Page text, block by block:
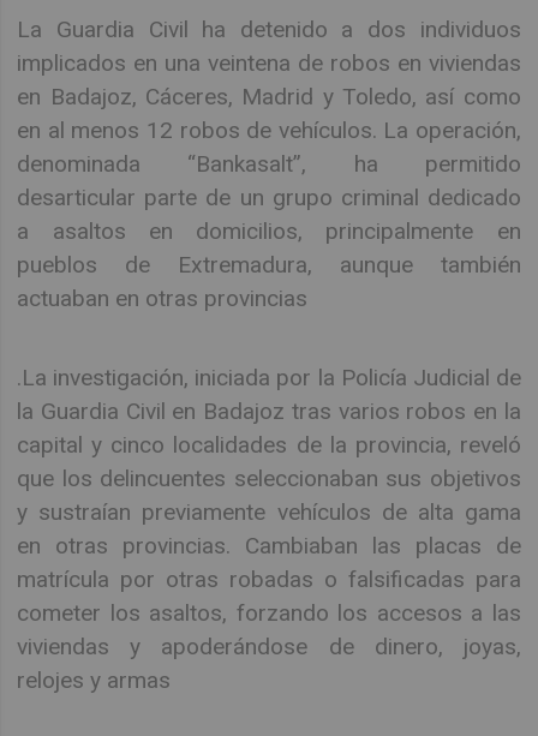
La Guardia Civil ha detenido a dos individuos
implicados en una veintena de robos en viviendas
en Badajoz, Cáceres, Madrid y Toledo, así como
en al menos 12 robos de vehículos. La operación,
denominada “Bankasalt”, ha permitido
desarticular parte de un grupo criminal dedicado
a asaltos en domicilios, principalmente en
pueblos de Extremadura, aunque también
actuaban en otras provincias
.La investigación, iniciada por la Policía Judicial de
la Guardia Civil en Badajoz tras varios robos en la
capital y cinco localidades de la provincia, reveló
que los delincuentes seleccionaban sus objetivos
y sustraían previamente vehículos de alta gama
en otras provincias. Cambiaban las placas de
matrícula por otras robadas o falsificadas para
cometer los asaltos, forzando los accesos a las
viviendas y apoderándose de dinero, joyas,
relojes y armas